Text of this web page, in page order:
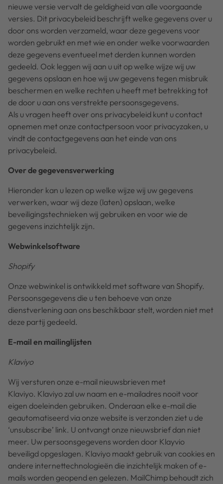
nieuwe versie vervalt de geldigheid van alle voorgaande
versies. Dit privacybeleid beschrijft welke gegevens over u
door ons worden verzameld, waar deze gegevens voor
worden gebruikt en met wie en onder welke voorwaarden
deze gegevens eventueel met derden kunnen worden
gedeeld. Ook leggen wij aan u uit op welke wijze wij uw
gegevens opslaan en hoe wij uw gegevens tegen misbruik
beschermen en welke rechten u heeft met betrekking tot
de door u aan ons verstrekte persoonsgegevens.
Als u vragen heeft over ons privacybeleid kunt u contact
opnemen met onze contactpersoon voor privacyzaken, u
vindt de contactgegevens aan het einde van ons
privacybeleid.
Over de gegevensverwerking
Hieronder kan u lezen op welke wijze wij uw gegevens
verwerken, waar wij deze (laten) opslaan, welke
beveiligingstechnieken wij gebruiken en voor wie de
gegevens inzichtelijk zijn.
Webwinkelsoftware
Shopify
Onze webwinkel is ontwikkeld met software van Shopify.
Persoonsgegevens die u ten behoeve van onze
dienstverlening aan ons beschikbaar stelt, worden niet met
deze partij gedeeld.
E-mail en mailinglijsten
Klaviyo
Wij versturen onze e-mail nieuwsbrieven met
Klaviyo. Klaviyo zal uw naam en e-mailadres nooit voor
eigen doeleinden gebruiken. Onderaan elke e-mail die
geautomatiseerd via onze website is verzonden ziet u de
‘unsubscribe’ link. U ontvangt onze nieuwsbrief dan niet
meer. Uw persoonsgegevens worden door Klayvio
beveiligd opgeslagen. Klaviyo maakt gebruik van cookies en
andere internettechnologieën die inzichtelijk maken of e-
mails worden geopend en gelezen. MailChimp behoudt zich